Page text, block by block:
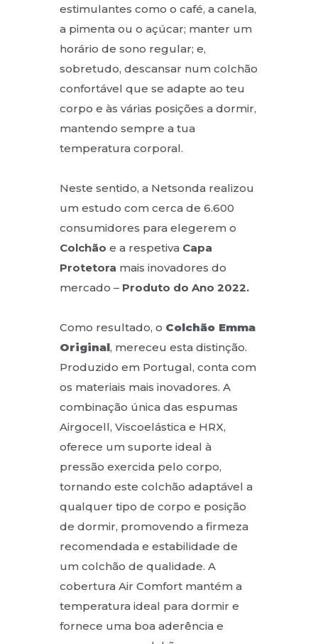
estimulantes como o café, a canela,
a pimenta ou o açúcar; manter um
horário de sono regular; e,
sobretudo, descansar num colchão
confortável que se adapte ao teu
corpo e às várias posições a dormir,
mantendo sempre a tua
temperatura corporal.
Neste sentido, a Netsonda realizou
um estudo com cerca de 6.600
consumidores para elegerem o
Colchão e a respetiva Capa
Protetora mais inovadores do
mercado – Produto do Ano 2022.
Como resultado, o Colchão Emma
Original, mereceu esta distinção.
Produzido em Portugal, conta com
os materiais mais inovadores. A
combinação única das espumas
Airgocell, Viscoelástica e HRX,
oferece um suporte ideal à
pressão exercida pelo corpo,
tornando este colchão adaptável a
qualquer tipo de corpo e posição
de dormir, promovendo a firmeza
recomendada e estabilidade de
um colchão de qualidade. A
cobertura Air Comfort mantém a
temperatura ideal para dormir e
fornece uma boa aderência e